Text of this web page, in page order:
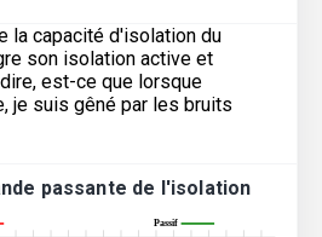
la capacité d'isolation du
son isolation active et
est-ce que lorsque
je suis gêné par les bruits
passante de l'isolation